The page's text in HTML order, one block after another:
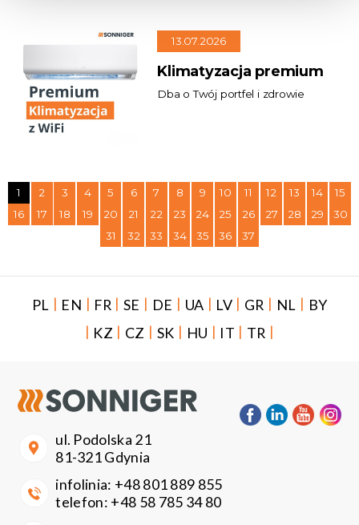
13.07.2026
Klimatyzacja premium
Dba o Twój portfel i zdrowie
1 2 3 4 5 6 7 8 9 10 11 12 13 14
15
16
17 18 19 20 21 22 23 24 25 26 27 28 29
30
31
32 33 34 35 36 37
PL | EN | FR | SE | DE | UA | LV | GR | NL | BY
| KZ | CZ | SK | HU | IT | TR |
ul. Podolska 21
81-321 Gdynia
infolinia: +48 801 889 855
telefon: +48 58 785 34 80